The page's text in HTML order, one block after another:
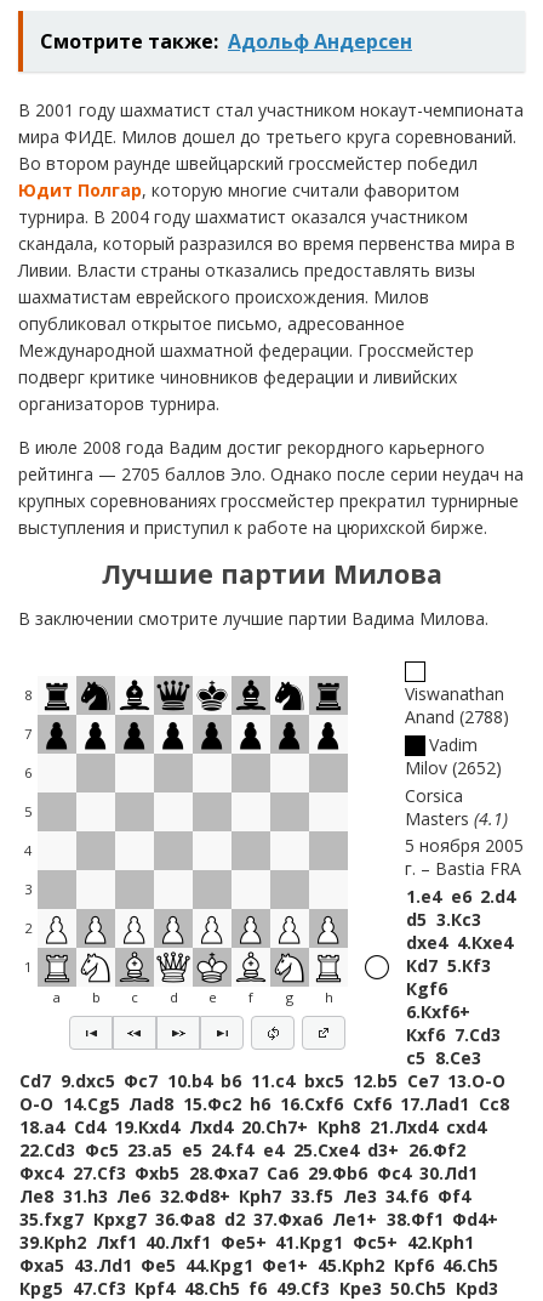
Смотрите также: Адольф Андерсен
В 2001 году шахматист стал участником нокаут-чемпионата
мира ФИДЕ. Милов дошел до третьего круга соревнований.
Во втором раунде швейцарский гроссмейстер победил
Юдит Полгар, которую многие считали фаворитом
турнира. В 2004 году шахматист оказался участником
скандала, который разразился во время первенства мира в
Ливии. Власти страны отказались предоставлять визы
шахматистам еврейского происхождения. Милов
опубликовал открытое письмо, адресованное
Международной шахматной федерации. Гроссмейстер
подверг критике чиновников федерации и ливийских
организаторов турнира.
В июле 2008 года Вадим достиг рекордного карьерного
рейтинга — 2705 баллов Эло. Однако после серии неудач на
крупных соревнованиях гроссмейстер прекратил турнирные
выступления и приступил к работе на цюрихской бирже.
Лучшие партии Милова
В заключении смотрите лучшие партии Вадима Милова.
8
7
6
5
4
3
2
1
a
b c d e f g h
Viswanathan
Anand 2788
Vadim
Milov 2652
Corsica
Masters 4.1
5 ноября 2005
г.
Bastia FRA
1.e4 e6 2.d4
d5 3.Кc3
dxe4 4.Кxe4
Кd7 5.Кf3
Кgf6
6.Кxf6+
Кxf6 7.Сd3
c5 8.Сe3
Сd7 9.dxc5 Фc7 10.b4 b6 11.c4 bxc5 12.b5 Сe7 13.O-O
O-O 14.Сg5 Лad8 15.Фc2 h6 16.Сxf6 Сxf6 17.Лad1 Сc8
18.a4 Сd4 19.Кxd4 Лxd4 20.Сh7+ Крh8 21.Лxd4 cxd4
22.Сd3 Фc5 23.a5 e5 24.f4 e4 25.Сxe4 d3+ 26.Фf2
Фxc4 27.Сf3 Фxb5 28.Фxa7 Сa6 29.Фb6 Фc4 30.Лd1
Лe8 31.h3 Лe6 32.Фd8+ Крh7 33.f5 Лe3 34.f6 Фf4
35.fxg7 Крxg7 36.Фa8 d2 37.Фxa6 Лe1+ 38.Фf1 Фd4+
39.Крh2 Лxf1 40.Лxf1 Фe5+ 41.Крg1 Фc5+ 42.Крh1
Фxa5 43.Лd1 Фe5 44.Крg1 Фe1+ 45.Крh2 Крf6 46.Сh5
Крg5 47.Сf3 Крf4 48.Сh5 f6 49.Сf3 Крe3 50.Сh5 Крd3